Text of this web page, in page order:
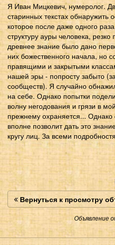
Я Иван Мицкевич, нумеролог.
старинных текстах обнаружить
которое после даже одного
структуру ауры человека,
древнее знание было дано
них божественного начала, но
правящими и закрытыми
нашей эры - попросту забыто
сообществ). Я случайно
на себе. Однако попытки
волну негодования и грязи в
прежнему охраняется...
вполне позволит дать это
кругу лиц. За всеми
Вернуться к просмотру
Объявление